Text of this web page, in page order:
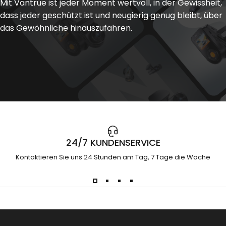
Mit Vantrue ist jeder Moment wertvoll, in der Gewissheit,
dass jeder geschützt ist und neugierig genug bleibt, über
das Gewöhnliche hinauszufahren.
24/7 KUNDENSERVICE
Kontaktieren Sie uns 24 Stunden am Tag, 7 Tage die Woche